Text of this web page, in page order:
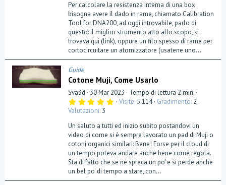
Per calcolare la resistenza interna di una box
bisogna avere il dado in rame, chiamato Calibration
Tool for DNA200, ad oggi introvabile, parlo di
questo: il miglior strumento atto allo scopo, si
trovava qui (link), oppure un filo spesso di rame per
cortocircuitare un atomizzatore (usatene uno...
Guide
Cotone Muji, Come Usarlo
Sva3d 30 Mar 2023
Tempo di lettura 2 min.
5
s
e
l
l
a
(
e
)
Visite 5.114 Gradimento 2
Valutazioni 3
Un saluto a tutti ed inizio subito postandovi un
video di come si è sempre lavorato un pad di Muji o
cotoni organici similari: Bene! Forse per il cloud di
un tempo poteva andare anche bene come regola.
Sta di fatto che se ne spreca un po' e si perde anche
un bel po' di tempo a stare, con...